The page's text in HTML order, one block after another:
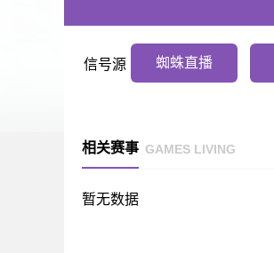
信号源 蜘蛛直播
相关赛事 GAMES LIVING
暂无数据